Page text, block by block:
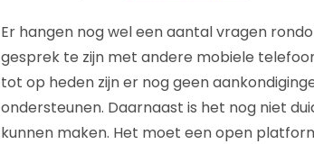
Er hangen nog wel een aantal vragen
gesprek te zijn met andere mobiele
tot op heden zijn er nog geen
ondersteunen. Daarnaast is het nog niet
kunnen maken. Het moet een open